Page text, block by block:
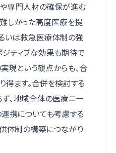
専門人材の確保が進む
しかった高度医療を提
いは救急医療体制の強
ティブな効果も期待で
現という観点からも、合
ます。合併を検討する
、地域全体の医療ニー
携についても考慮する
体制の構築につながり